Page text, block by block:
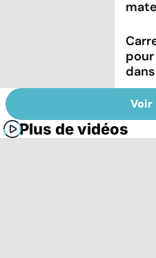
Voir
Plus de vidéos